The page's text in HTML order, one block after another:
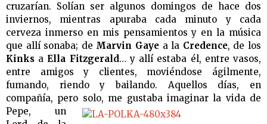
cruzarían. Solían ser algunos domingos de hace dos
inviernos, mientras apuraba cada minuto y cada
cerveza inmerso en mis pensamientos y en la música
que allí sonaba; de Marvin Gaye a la Credence, de los
Kinks a Ella Fitzgerald… y allí estaba él, entre vasos,
entre amigos y clientes, moviéndose ágilmente,
fumando, riendo y bailando. Aquellos días, en
compañía, pero solo, me gustaba imaginar la vida de
Pepe, un